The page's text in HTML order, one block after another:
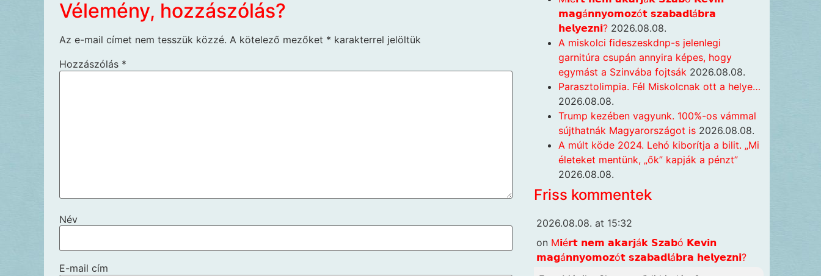
Vélemény, hozzászólás?
Az e-mail címet nem tesszük közzé. A kötelező mezőket * karakterrel jelöltük
Hozzászólás *
Név
E-mail cím
𝗺𝗮𝗴á𝗻𝗻𝘆𝗼𝗺𝗼𝘇ó𝘁 𝘀𝘇𝗮𝗯𝗮𝗱𝗹á𝗯𝗿𝗮
𝗵𝗲𝗹𝘆𝗲𝘇𝗻𝗶? 2026.08.08.
A miskolci fideszeskdnp-s jelenlegi
garnitúra csupán annyira képes, hogy
egymást a Szinvába fojtsák 2026.08.08.
Parasztolimpia. Fél Miskolcnak ott a helye…
2026.08.08.
Trump kezében vagyunk. 100%-os vámmal
sújthatnák Magyarországot is 2026.08.08.
A múlt köde 2024. Lehó kiborítja a bilit. „Mi
életeket mentünk, „ők” kapják a pénzt”
2026.08.08.
Friss kommentek
2026.08.08. at 15:32
on M𝗶é𝗿𝘁 𝗻𝗲𝗺 𝗮𝗸𝗮𝗿𝗷á𝗸 𝗦𝘇𝗮𝗯ó 𝗞𝗲𝘃𝗶𝗻
𝗺𝗮𝗴á𝗻𝗻𝘆𝗼𝗺𝗼𝘇ó𝘁 𝘀𝘇𝗮𝗯𝗮𝗱𝗹á𝗯𝗿𝗮 𝗵𝗲𝗹𝘆𝗲𝘇𝗻𝗶?